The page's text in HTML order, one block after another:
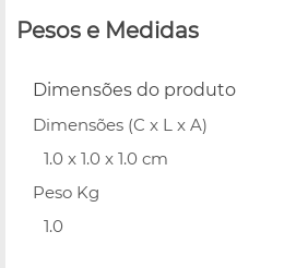
Pesos e Medidas
Dimensões do produto
Dimensões (C x L x A)
1.0 x 1.0 x 1.0 cm
Peso Kg
1.0